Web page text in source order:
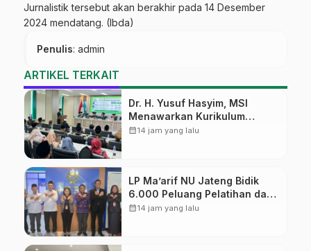
Jurnalistik tersebut akan berakhir pada 14 Desember
2024 mendatang. (Ibda)
Penulis: admin
ARTIKEL TERKAIT
Dr. H. Yusuf Hasyim, MSI
Menawarkan Kurikulum
Diversifikasi, Harapan Baru
calendar_month14 jam yang lalu
LP Ma’arif NU Jateng Bidik
6.000 Peluang Pelatihan dan
Sertifikasi bagi Lulusan SMK
calendar_month14 jam yang lalu